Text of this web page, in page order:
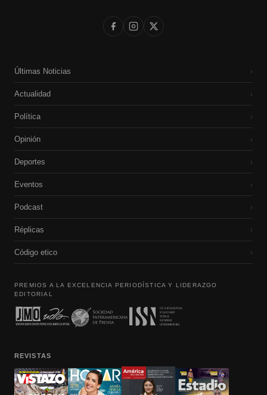
Últimas Noticias ›
Actualidad ›
Política ›
Opinión ›
Deportes ›
Eventos ›
Podcast ›
Réplicas ›
Código etico ›
PREMIOS A LA EXCELENCIA PERIODÍSTICA Y LIDERAZGO
EDITORIAL
REVISTAS